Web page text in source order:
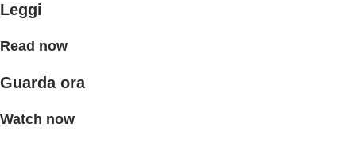
Leggi
Read now
Guarda ora
Watch now